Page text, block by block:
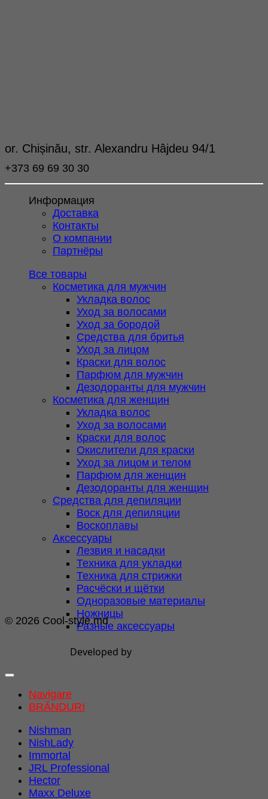
or. Chișinău, str. Alexandru Hâjdeu 94/1
+373 69 69 30 30
Информация
Доставка
Контакты
О компании
Партнёры
Все товары
Косметика для мужчин
Укладка волос
Уход за волосами
Уход за бородой
Средства для бритья
Уход за лицом
Краски для волос
Парфюм для мужчин
Дезодоранты для мужчин
Косметика для женщин
Укладка волос
Уход за волосами
Краски для волос
Окислители для краски
Уход за лицом и телом
Парфюм для женщин
Дезодоранты для женщин
Средства для депиляции
Воск для депиляции
Воскоплавы
Аксессуары
Лезвия и насадки
Техника для укладки
Техника для стрижки
Расчёски и щётки
Одноразовые материалы
Ножницы
Разные аксессуары
© 2026 Cool-style.md
Developed by
Navigare
BRĂNDURI
Nishman
NishLady
Immortal
JRL Professional
Hector
Maxx Deluxe